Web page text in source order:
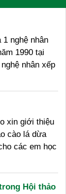
1 nghệ nhân
1990 tại
nhân xếp
xin giới thiệu
cào lá dừa
các em học
Hội thảo